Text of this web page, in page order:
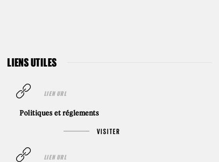
LIENS UTILES
LIEN URL
Politiques et réglements
VISITER
LIEN URL